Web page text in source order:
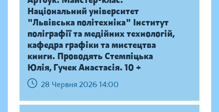
Національний університет
"Львівська політехніка" Інститут
поліграфії та медійних технологій,
кафедра графіки та мистецтва
книги. Проводять Стемпіцька
Юлія, Гучек Анастасія. 10 +
28 Червня 2026 14:00